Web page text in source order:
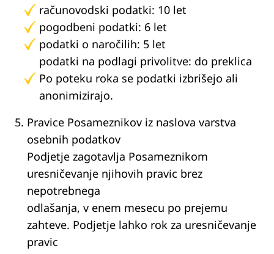
računovodski podatki: 10 let
pogodbeni podatki: 6 let
podatki o naročilih: 5 let
podatki na podlagi privolitve: do preklica
Po poteku roka se podatki izbrišejo ali
anonimizirajo.
Pravice Posameznikov iz naslova varstva
osebnih podatkov
Podjetje zagotavlja Posameznikom
uresničevanje njihovih pravic brez
nepotrebnega
odlašanja, v enem mesecu po prejemu
zahteve. Podjetje lahko rok za uresničevanje
pravic